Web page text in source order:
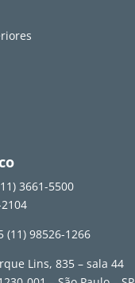
3661-5500
(11) 98526-1266
Lins, 835 – sala 44